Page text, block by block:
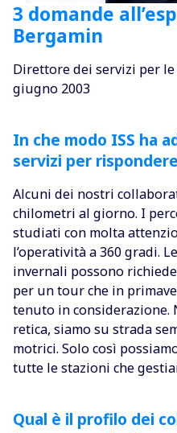
3 domande
Bergamin
Direttore dei servizi per
giugno 2003
In che modo ISS ha
servizi per
Alcuni dei nostri
chilometri al giorno. I
studiati con molta
l’operatività a 360 gradi.
invernali possono
per un tour che in
tenuto in considerazione.
retica, siamo su strada
motrici. Solo così
tutte le stazioni che
Qual è il profilo dei